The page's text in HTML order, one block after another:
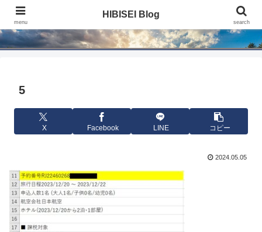
HIBISEI Blog
5
X Facebook LINE コピー
2024.05.05
menu
HIBISEI Blog
search